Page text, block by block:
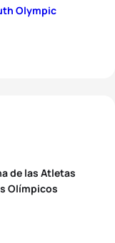
Olympic
de las Atletas
Olímpicos